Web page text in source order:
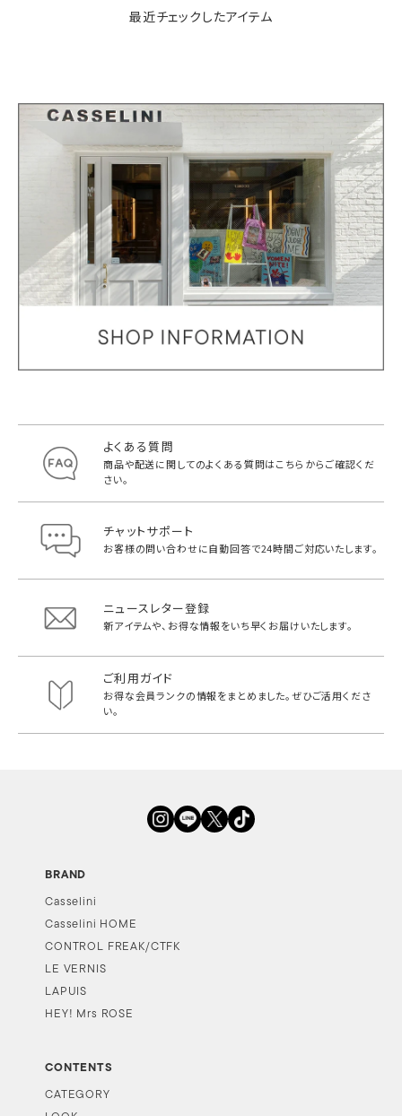
最近チェックしたアイテム
よくある質問
商品や配送に関してのよくある質問はこちらからご確認くだ
さい。
チャットサポート
お客様の問い合わせに自動回答で24時間ご対応いたします。
ニュースレター登録
新アイテムや、お得な情報をいち早く お届けいたします。
ご利用ガイド
お得な会員ランクの情報をまとめました。ぜひご活用くださ
い。
BRAND
Casselini
Casselini HOME
CONTROL FREAK/CTFK
LE VERNIS
LAPUIS
HEY! Mrs ROSE
CONTENTS
CATEGORY